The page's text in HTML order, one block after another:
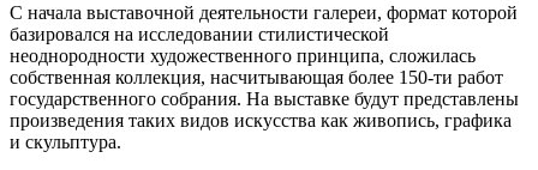
С начала выставочной деятельности галереи, формат которой
базировался на исследовании стилистической
неоднородности художественного принципа, сложилась
собственная коллекция, насчитывающая более 150-ти работ
государственного собрания. На выставке будут представлены
произведения таких видов искусства как живопись, графика
и скульптура.